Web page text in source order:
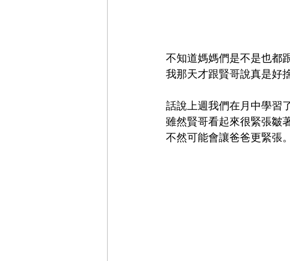
不知道媽媽們是不是也都
我那天才跟賢哥說真是好
話說上週我們在月中學習
雖然賢哥看起來很緊張皺
不然可能會讓爸爸更緊張。